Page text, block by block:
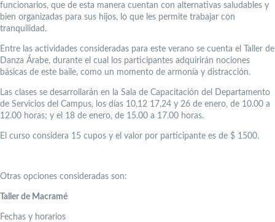
funcionarios, que de esta manera cuentan con alternativas saludables y
bien organizadas para sus hijos, lo que les permite trabajar con
tranquilidad.
Entre las actividades consideradas para este verano se cuenta el Taller de
Danza Árabe, durante el cual los participantes adquirirán nociones
básicas de este baile, como un momento de armonía y distracción.
Las clases se desarrollarán en la Sala de Capacitación del Departamento
de Servicios del Campus, los días 10,12 17,24 y 26 de enero, de 10.00 a
12.00 horas; y el 18 de enero, de 15.00 a 17.00 horas.
El curso considera 15 cupos y el valor por participante es de $ 1500.
Otras opciones consideradas son:
Taller de Macramé
Fechas y horarios